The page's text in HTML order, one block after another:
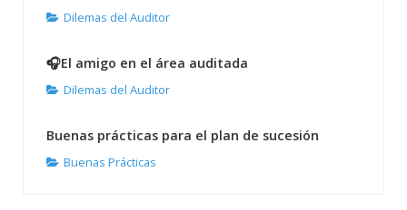
Dilemas del Auditor
🎧El amigo en el área auditada
Dilemas del Auditor
Buenas prácticas para el plan de sucesión
Buenas Prácticas